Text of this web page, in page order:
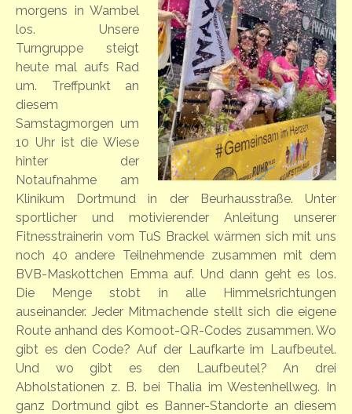
morgens in Wambel
los. Unsere
Turngruppe steigt
heute mal aufs Rad
um. Treffpunkt an
diesem
Samstagmorgen um
10 Uhr ist die Wiese
hinter der
Notaufnahme am
Klinikum Dortmund in der Beurhausstraße. Unter
sportlicher und motivierender Anleitung unserer
Fitnesstrainerin vom TuS Brackel wärmen sich mit uns
noch 40 andere Teilnehmende zusammen mit dem
BVB-Maskottchen Emma auf. Und dann geht es los.
Die Menge stobt in alle Himmelsrichtungen
auseinander. Jeder Mitmachende stellt sich die eigene
Route anhand des Komoot-QR-Codes zusammen. Wo
gibt es den Code? Auf der Laufkarte im Laufbeutel.
Und wo gibt es den Laufbeutel? An drei
Abholstationen z. B. bei Thalia im Westenhellweg. In
ganz Dortmund gibt es Banner-Standorte an diesem